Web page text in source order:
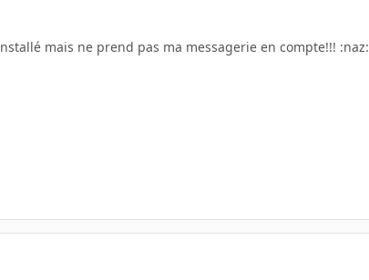
mais ne prend pas ma messagerie en compte!!! :naz: